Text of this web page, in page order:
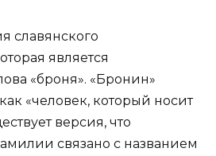
славянского
является
«броня». «Бронин»
«человек, который носит
версия, что
связано с названием